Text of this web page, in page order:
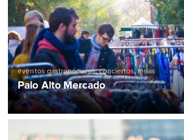
eventos gastronómicos,conciertos,ferias
Palo Alto Mercado